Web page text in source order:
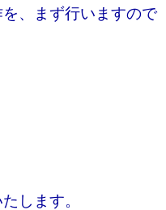
、まず行いますので
します。